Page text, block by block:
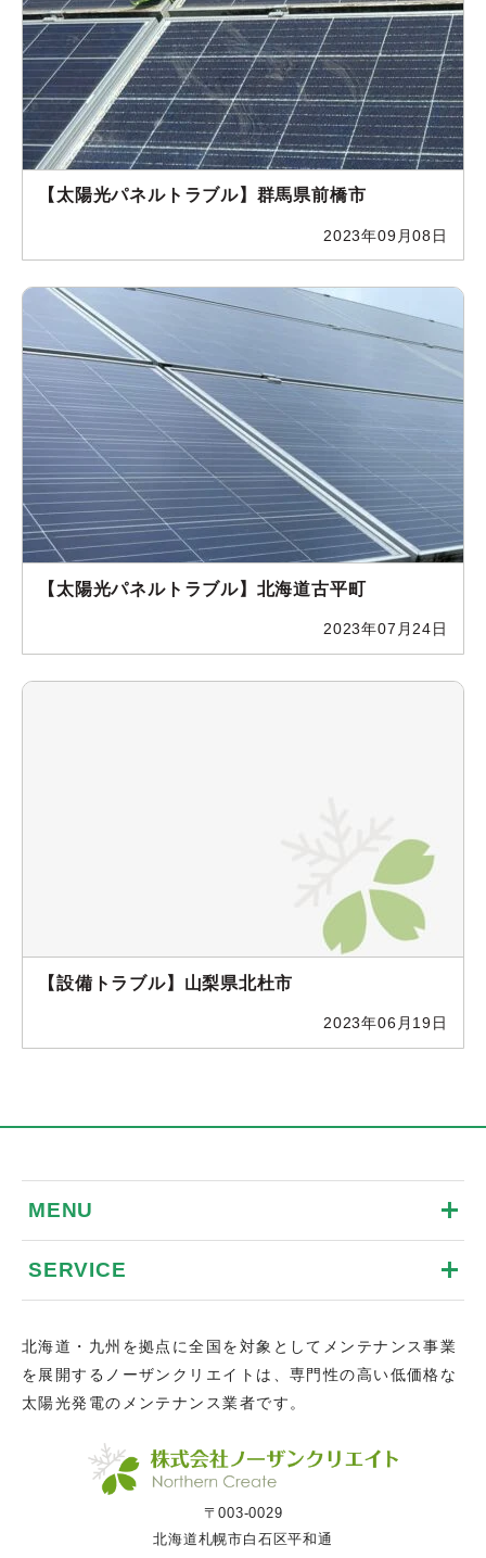
【太陽光パネルトラブル】群馬県前橋市
2023年09月08日
【太陽光パネルトラブル】北海道古平町
2023年07月24日
【設備トラブル】山梨県北杜市
2023年06月19日
MENU
SERVICE
北海道・九州を拠点に全国を対象としてメンテナンス事業
を展開するノーザンクリエイトは、専門性の高い低価格な
太陽光発電のメンテナンス業者です。
〒003-0029
北海道札幌市白石区平和通